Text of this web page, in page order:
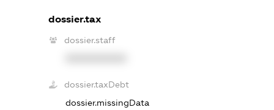
dossier.tax
dossier.staff
dossier.taxDebt
dossier.missingData